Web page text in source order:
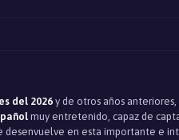
del 2026 y de otros años
muy entretenido, capaz de
en esta importante e